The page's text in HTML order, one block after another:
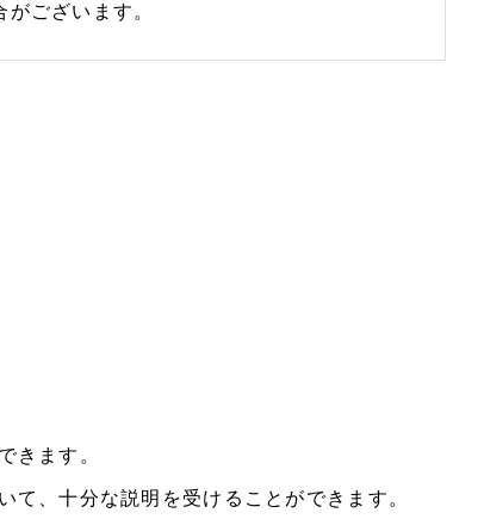
ございます。
きます。
、十分な説明を受けることができます。